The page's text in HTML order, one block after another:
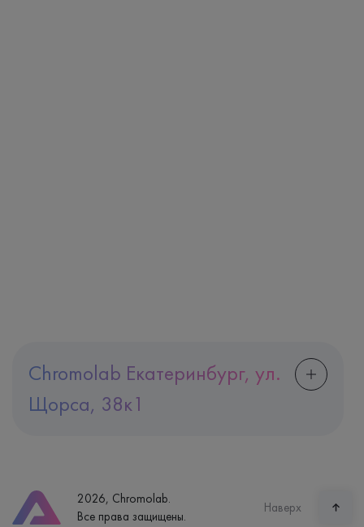
Chromolab Екатеринбург, ул.
Щорса, 38к1
Часы работы
пн-вс: 7:30-15:00
2026, Chromolab.
Все права защищены.
Наверх